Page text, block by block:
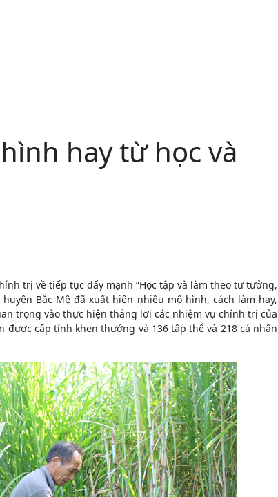
hay từ học và
trị về tiếp tục đẩy mạnh “Học tập và làm theo tư tưởng,
Bắc Mê đã xuất hiện nhiều mô hình, cách làm hay,
trọng vào thực hiện thắng lợi các nhiệm vụ chính trị của
được cấp tỉnh khen thưởng và 136 tập thể và 218 cá nhân